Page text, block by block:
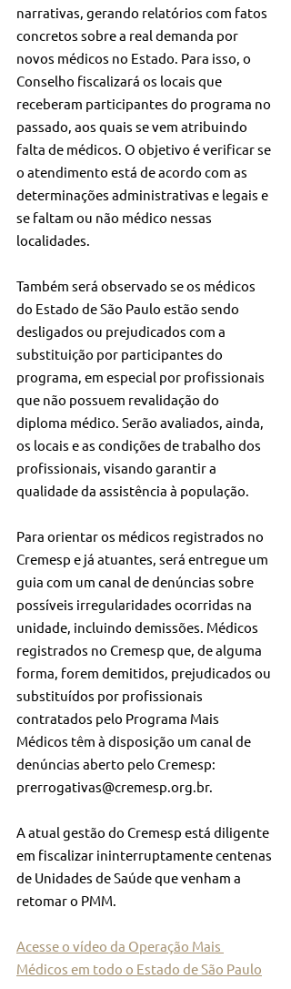
narrativas, gerando relatórios com fatos
concretos sobre a real demanda por
novos médicos no Estado. Para isso, o
Conselho fiscalizará os locais que
receberam participantes do programa no
passado, aos quais se vem atribuindo
falta de médicos. O objetivo é verificar se
o atendimento está de acordo com as
determinações administrativas e legais e
se faltam ou não médico nessas
localidades.
Também será observado se os médicos
do Estado de São Paulo estão sendo
desligados ou prejudicados com a
substituição por participantes do
programa, em especial por profissionais
que não possuem revalidação do
diploma médico. Serão avaliados, ainda,
os locais e as condições de trabalho dos
profissionais, visando garantir a
qualidade da assistência à população.
Para orientar os médicos registrados no
Cremesp e já atuantes, será entregue um
guia com um canal de denúncias sobre
possíveis irregularidades ocorridas na
unidade, incluindo demissões. Médicos
registrados no Cremesp que, de alguma
forma, forem demitidos, prejudicados ou
substituídos por profissionais
contratados pelo Programa Mais
Médicos têm à disposição um canal de
denúncias aberto pelo Cremesp:
prerrogativas@cremesp.org.br.
A atual gestão do Cremesp está diligente
em fiscalizar ininterruptamente centenas
de Unidades de Saúde que venham a
retomar o PMM.
Acesse o vídeo da Operação Mais
Médicos em todo o Estado de São Paulo